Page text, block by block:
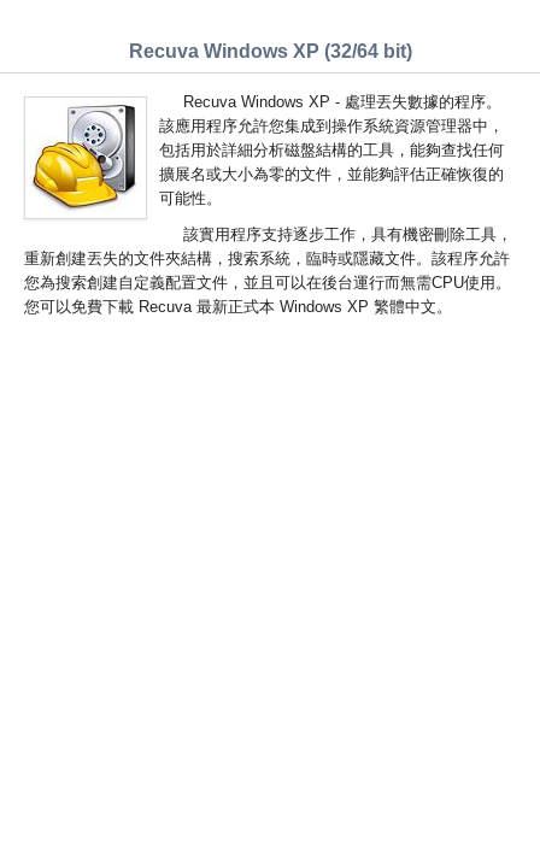
Recuva Windows XP (32/64 bit)
Recuva Windows XP - 處理丟失數據的程序。
該應用程序允許您集成到操作系統資源管理器中，
包括用於詳細分析磁盤結構的工具，能夠查找任何
擴展名或大小為零的文件，並能夠評估正確恢復的
可能性。
該實用程序支持逐步工作，具有機密刪除工具，
重新創建丟失的文件夾結構，搜索系統，臨時或隱藏文件。該程序允許
您為搜索創建自定義配置文件，並且可以在後台運行而無需CPU使用。
您可以免費下載 Recuva 最新正式本 Windows XP 繁體中文。